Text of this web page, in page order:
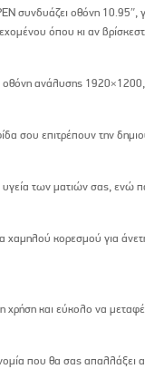
συνδυάζει οθόνη
όπου κι αν
οθόνη ανάλυσης
επιτρέπουν την
των ματιών σας,
κορεσμού για
και εύκολο να
που θα σας απαλλάξει